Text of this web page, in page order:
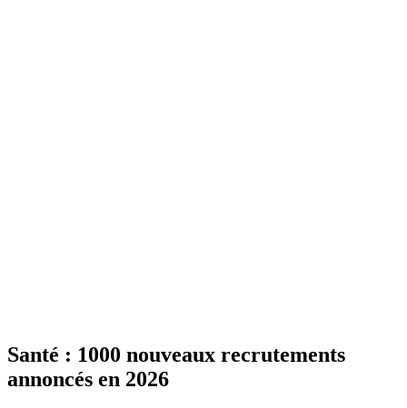
Santé : 1000 nouveaux recrutements
annoncés en 2026